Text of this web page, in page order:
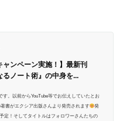
ャンペーン実施！】最新刊
るノート術』の中身を...
す。以前からYouTube等でお伝えしていたとお
書がエクシア出版さんより発売されます
発
定！そしてタイトルはフォロワーさんたちの